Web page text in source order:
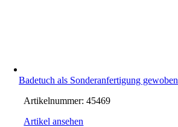
Badetuch als Sonderanfertigung gewoben
Artikelnummer:45469
Artikel ansehen